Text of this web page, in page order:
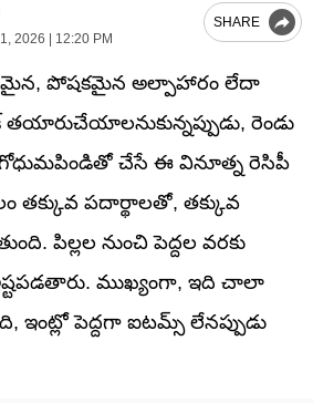
2026 | 12:20 PM
SHARE
పోషకమైన అల్పాహారం లేదా
రెండు
చేసే ఈ వినూత్న రెసిపీ
తక్కువ పదార్థాలతో, తక్కువ
పిల్లల నుంచి పెద్దల వరకు
ముఖ్యంగా, ఇది చాలా
పెద్దగా ఐటమ్స్ లేనప్పుడు